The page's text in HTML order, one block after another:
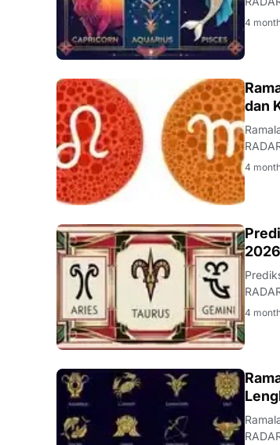
untuk
4
ASTROLOGI
dan
4
ARIES
2026
bagi
4
ASTROLOGI